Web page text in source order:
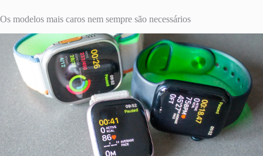
Os modelos mais caros nem sempre são necessários